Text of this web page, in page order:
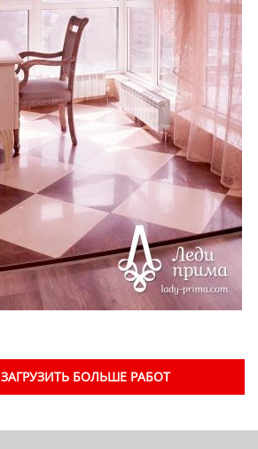
ЗАГРУЗИТЬ БОЛЬШЕ РАБОТ